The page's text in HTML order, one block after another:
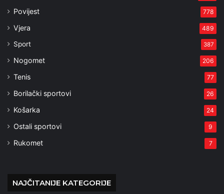
Povijest 778
Vjera 489
Sport 387
Nogomet 206
Tenis 77
Borilački sportovi 26
Košarka 24
Ostali sportovi 9
Rukomet 7
NAJČITANIJE KATEGORIJE